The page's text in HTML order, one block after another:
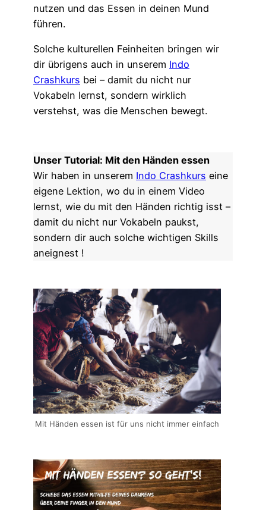
nutzen und das Essen in deinen Mund
führen.
Solche kulturellen Feinheiten bringen wir
dir übrigens auch in unserem Indo
Crashkurs bei – damit du nicht nur
Vokabeln lernst, sondern wirklich
verstehst, was die Menschen bewegt.
Unser Tutorial: Mit den Händen essen
Wir haben in unserem Indo Crashkurs eine
eigene Lektion, wo du in einem Video
lernst, wie du mit den Händen richtig isst –
damit du nicht nur Vokabeln paukst,
sondern dir auch solche wichtigen Skills
aneignest !
Mit Händen essen ist für uns nicht immer einfach